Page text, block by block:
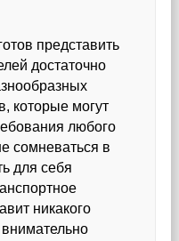
представить
достаточно
которые могут
любого
сомневаться в
для себя
никакого
внимательно